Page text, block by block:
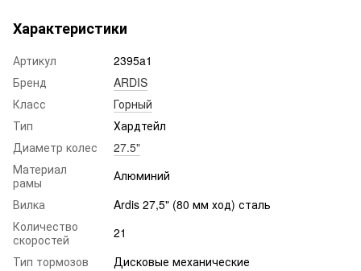
Характеристики
Артикул
2395a1
Бренд
ARDIS
Класс
Горный
Тип
Хардтейл
Диаметр колес
27.5"
Материал
рамы
Алюминий
Вилка
Ardis 27,5" (80 мм ход) сталь
Количество
скоростей
21
Тип тормозов
Дисковые механические